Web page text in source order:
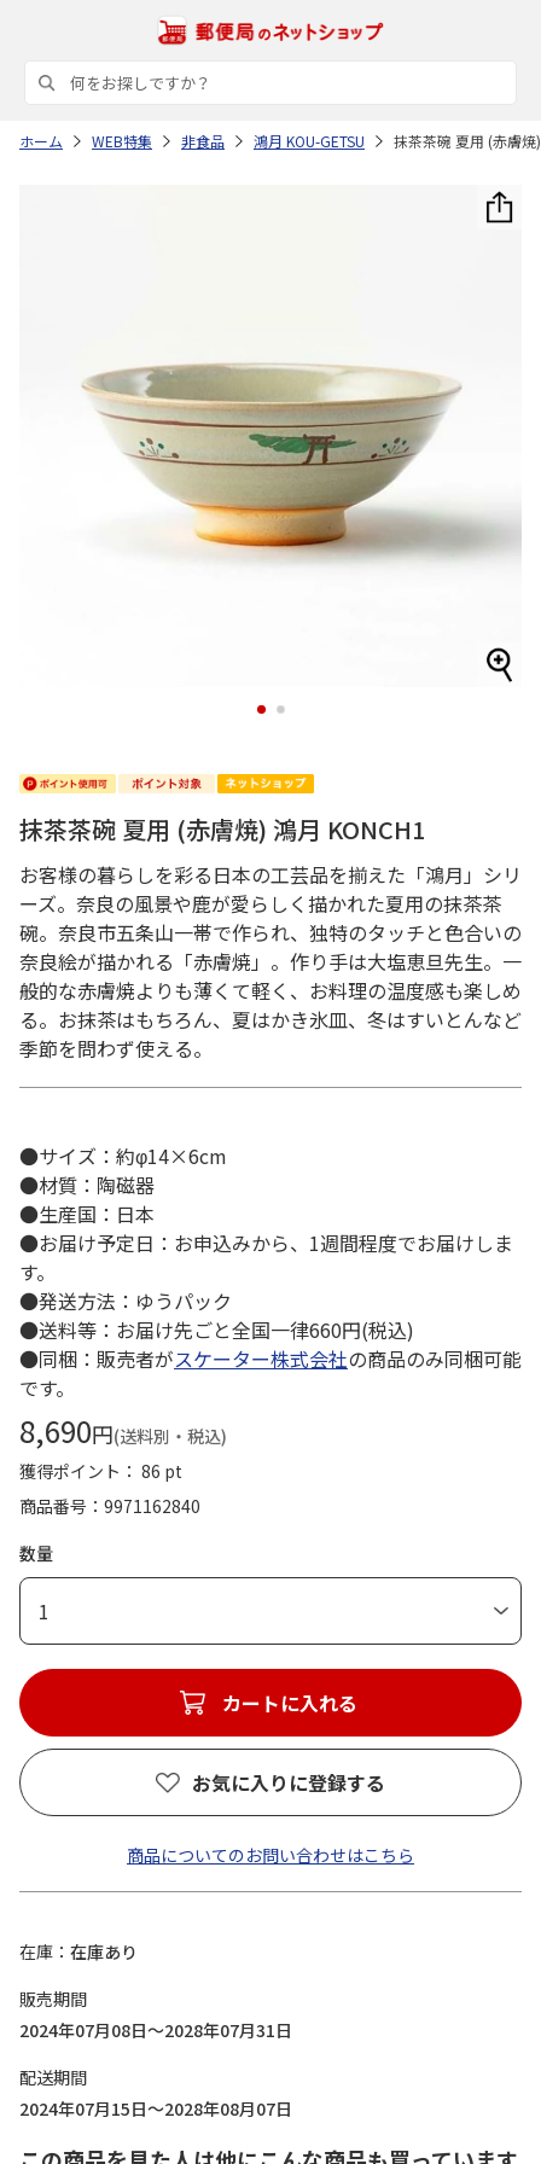
ホーム WEB特集 非食品 鴻月 KOU-GETSU 抹茶茶碗 夏用 (赤膚焼
1 2
抹茶茶碗 夏用 (赤膚焼) 鴻月 KONCH1
お客様の暮らしを彩る日本の工芸品を揃えた「鴻月」シリ
ーズ。奈良の風景や鹿が愛らしく描かれた夏用の抹茶茶
碗。奈良市五条山一帯で作られ、独特のタッチと色合いの
奈良絵が描かれる「赤膚焼」。作り手は大塩恵旦先生。一
般的な赤膚焼よりも薄くて軽く、お料理の温度感も楽しめ
る。お抹茶はもちろん、夏はかき氷皿、冬はすいとんなど
季節を問わず使える。
●サイズ：約φ14×6cm
●材質：陶磁器
●生産国：日本
●お届け予定日：お申込みから、1週間程度でお届けしま
す。
●発送方法：ゆうパック
●送料等：お届け先ごと全国一律660円(税込)
●同梱：販売者がスケーター株式会社の商品のみ同梱可能
です。
8,690円(送料別・税込)
獲得ポイント： 86 pt
商品番号
9971162840
数量
1
カートに入れる
お気に入りに登録する
商品についてのお問い合わせはこちら
在庫
在庫あり
販売期間
2024年07月08日～2028年07月31日
配送期間
2024年07月15日～2028年08月07日